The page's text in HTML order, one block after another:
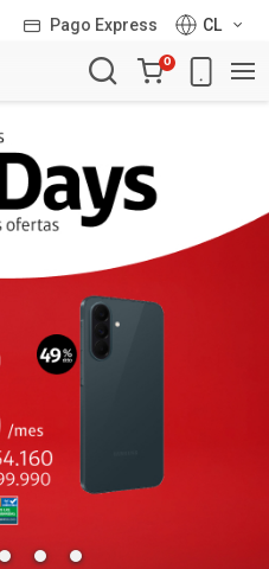
Pago Express
CL
Carro
de
0